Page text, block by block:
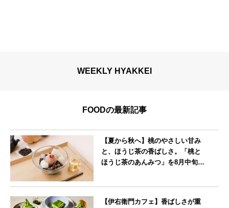
WEEKLY HYAKKEI
FOODの最新記事
【夏から秋へ】桃のやさしい甘み
と、ほうじ茶の香ばしさ。「桃と
ほうじ茶のあんみつ」を8月中旬よ
【伊右衛門カフェ】香ばしさが重